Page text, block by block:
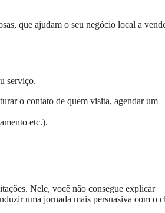
que ajudam o seu negócio local a
serviço.
o contato de quem visita, agendar um
etc.).
Nele, você não consegue explicar
uma jornada mais persuasiva com o